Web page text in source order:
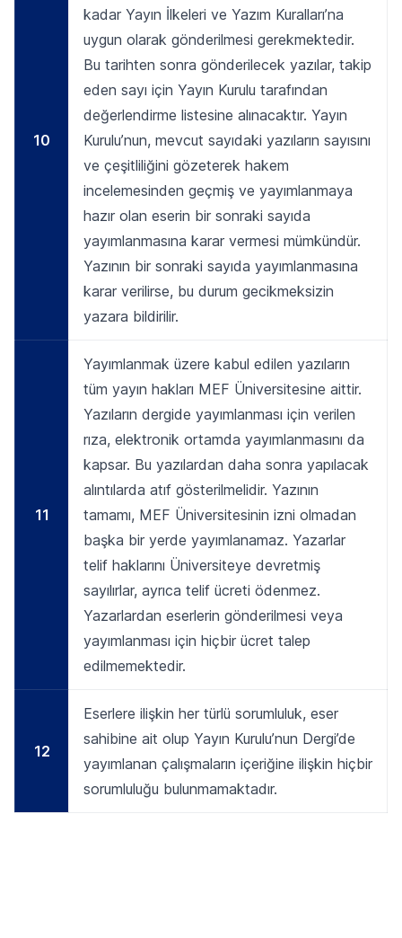
10
kadar Yayın İlkeleri ve Yazım Kuralları’na
uygun olarak gönderilmesi gerekmektedir.
Bu tarihten sonra gönderilecek yazılar, takip
eden sayı için Yayın Kurulu tarafından
değerlendirme listesine alınacaktır. Yayın
Kurulu’nun, mevcut sayıdaki yazıların sayısını
ve çeşitliliğini gözeterek hakem
incelemesinden geçmiş ve yayımlanmaya
hazır olan eserin bir sonraki sayıda
yayımlanmasına karar vermesi mümkündür.
Yazının bir sonraki sayıda yayımlanmasına
karar verilirse, bu durum gecikmeksizin
yazara bildirilir.
11
Yayımlanmak üzere kabul edilen yazıların
tüm yayın hakları MEF Üniversitesine aittir.
Yazıların dergide yayımlanması için verilen
rıza, elektronik ortamda yayımlanmasını da
kapsar. Bu yazılardan daha sonra yapılacak
alıntılarda atıf gösterilmelidir. Yazının
tamamı, MEF Üniversitesinin izni olmadan
başka bir yerde yayımlanamaz. Yazarlar
telif haklarını Üniversiteye devretmiş
sayılırlar, ayrıca telif ücreti ödenmez.
Yazarlardan eserlerin gönderilmesi veya
yayımlanması için hiçbir ücret talep
edilmemektedir.
12
Eserlere ilişkin her türlü sorumluluk, eser
sahibine ait olup Yayın Kurulu’nun Dergi’de
yayımlanan çalışmaların içeriğine ilişkin hiçbir
sorumluluğu bulunmamaktadır.